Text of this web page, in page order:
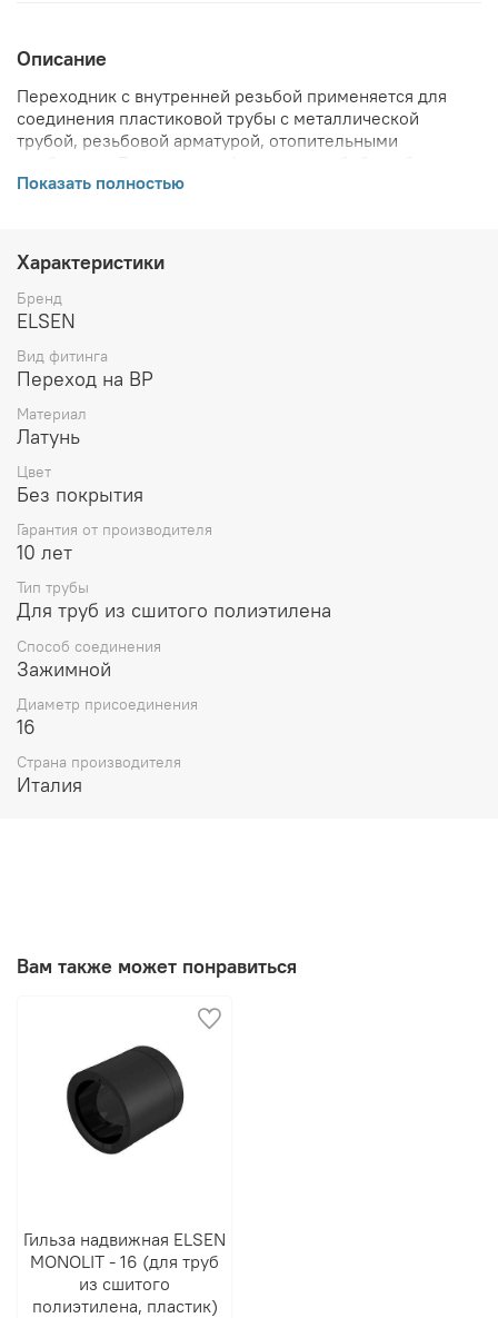
Описание
Переходник с внутренней резьбой применяется для
соединения пластиковой трубы с металлической
трубой, резьбовой арматурой, отопительными
дополнительно приобрести 1 надвижную гильзу
характеристики, информация о комплекте поставки,
габаритах, внешнем виде и цвете, стране производства
и основываются на последних доступных сведениях от
производителя. Производитель оставляет за собой
право в любой момент без обязательного извещения
вносить изменения в дизайн и технические
свойств товара.
Показать полностью
Характеристики
Бренд
ELSEN
Вид фитинга
Переход на ВР
Материал
Латунь
Цвет
Без покрытия
Гарантия от производителя
10 лет
Тип трубы
Для труб из сшитого полиэтилена
Способ соединения
Зажимной
Диаметр присоединения
16
Страна производителя
Италия
Вам также может понравиться
Гильза надвижная ELSEN
MONOLIT - 16 (для труб
из сшитого
полиэтилена, пластик)